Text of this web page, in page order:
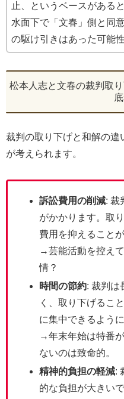
止、というベースがある
水面下で「文春」側と同
の駆け引きはあった可能
松本人志と文春の裁判取
裁判の取り下げと和解の
が考えられます。
訴訟費用の削減: 裁
がかかります。取
費用を抑えること
→芸能活動を控え
情？
時間の節約: 裁判は
く、取り下げるこ
に集中できるよう
→年末年始は特番
ないのは致命的。
精神的負担の軽減:
的な負担が大きい